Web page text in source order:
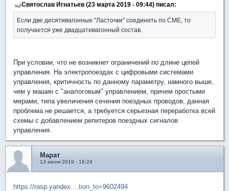
Святослав Игнатьев (23 марта 2019 - 09:44) писал:
Если две десятивагонные "Ласточки" соединить по СМЕ, то
получается уже двадцативагонный состав.
При условии, что не возникнет ограничений по длине цепей
управления. На электропоездах с цифровыми системами
управления, критичность по данному параметру, намного выше,
чем у машин с "аналоговым" управлением, причем простыми
мерами, типа увеличения сечения поездных проводов, данная
проблема не решается, а требуется серьезная переработка всей
схемы с добавлением репитеров поездных сигналов
управления.
Марат
13 июня 2019 - 16:24
https://rasp.yandex....tion_to=9602494